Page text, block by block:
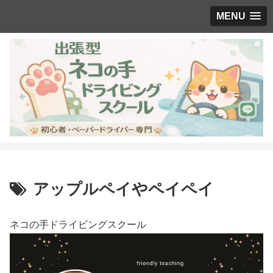
MENU
アップルペイやペイペイ
ネコの手ドライビングスクール